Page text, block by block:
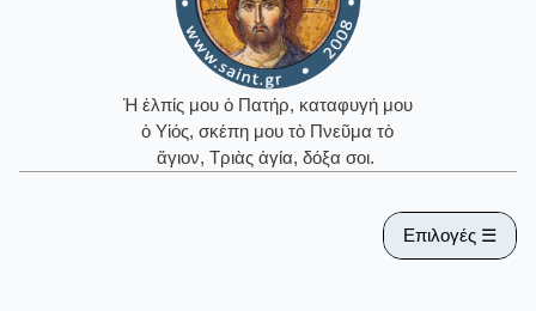
Ἡ ἐλπίς μου ὁ Πατήρ, καταφυγή μου
ὁ Υἱός, σκέπη μου τὸ Πνεῦμα τὸ
ἅγιον, Τριὰς ἁγία, δόξα σοι.
Επιλογές ☰